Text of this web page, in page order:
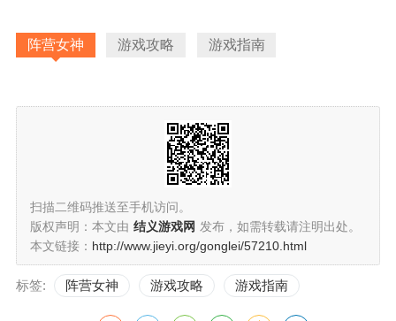
阵营女神 游戏攻略 游戏指南
扫描二维码推送至手机访问。
版权声明：本文由 结义游戏网 发布，如需转载请注明出处。
本文链接： http://www.jieyi.org/gonglei/57210.html
标签: 阵营女神 游戏攻略 游戏指南